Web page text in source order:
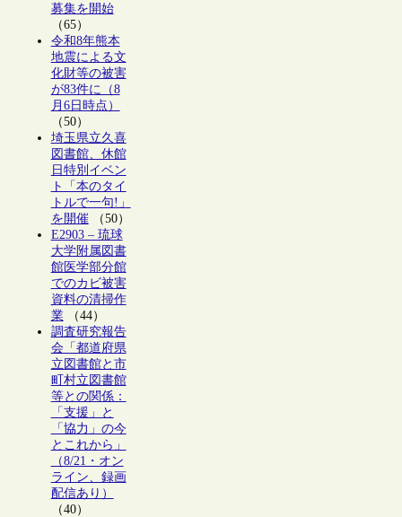
募集を開始
（65）
令和8年熊本
地震による文
化財等の被害
が83件に（8
月6日時点）
（50）
埼玉県立久喜
図書館、休館
日特別イベン
ト「本のタイ
トルで一句!」
を開催（50）
E2903 – 琉球
大学附属図書
館医学部分館
でのカビ被害
資料の清掃作
業（44）
調査研究報告
会「都道府県
立図書館と市
町村立図書館
等との関係：
「支援」と
「協力」の今
とこれから」
（8/21・オン
ライン、録画
配信あり）
（40）